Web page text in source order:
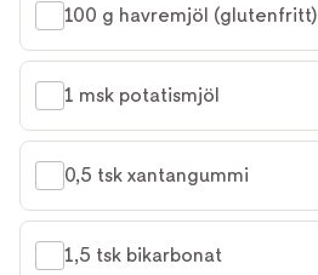
100 g havremjöl (glutenfritt)
1 msk potatismjöl
0,5 tsk xantangummi
1,5 tsk bikarbonat